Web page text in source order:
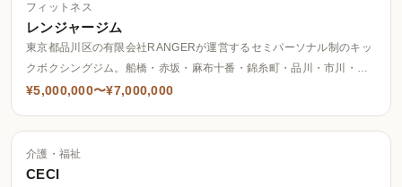
フィットネス
レンジャージム
東京都品川区の有限会社RANGERが運営するセミパーソナル制のキッ
クボクシングジム。船橋・赤坂・麻布十番・錦糸町・品川・市川・千
葉など関東エリア中心に10店舗を展開し、「意識は高く、敷居は低
¥5,000,000〜¥7,000,000
介護・福祉
CECI